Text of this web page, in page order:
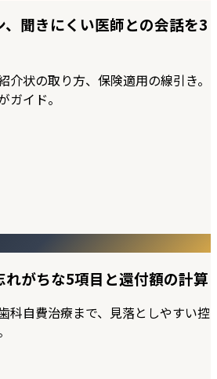
聞きにくい医師との会話を3
介状の取り方、保険適用の線引き。
ガイド。
がちな5項目と還付額の計算
科自費治療まで、見落としやすい控